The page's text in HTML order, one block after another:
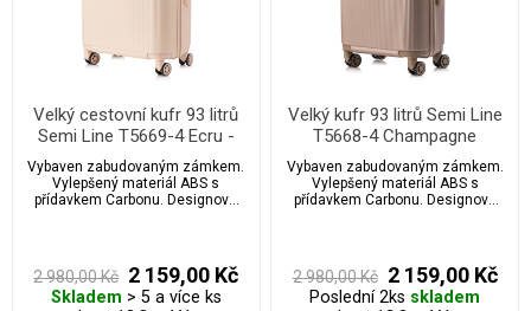
Velký cestovní kufr 93 litrů
Semi Line T5669-4 Ecru -
surové hedvábí
Vybaven zabudovaným zámkem.
Vylepšený materiál ABS s
přídavkem Carbonu. Designová
2 980,00 Kč 2 159,00 Kč
Skladem > 5 a více ks
Velký kufr 93 litrů Semi Line
T5668-4 Champagne
Vybaven zabudovaným zámkem.
Vylepšený materiál ABS s
přídavkem Carbonu. Designová
2 980,00 Kč 2 159,00 Kč
Poslední 2ks skladem